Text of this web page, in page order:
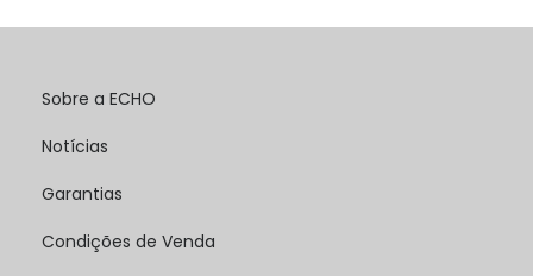
Sobre a ECHO
Notícias
Garantias
Condições de Venda